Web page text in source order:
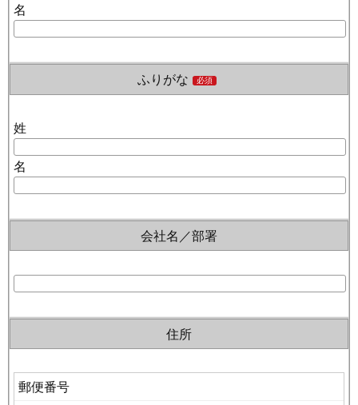
名
ふりがな 必須
姓
名
会社名／部署
住所
郵便番号